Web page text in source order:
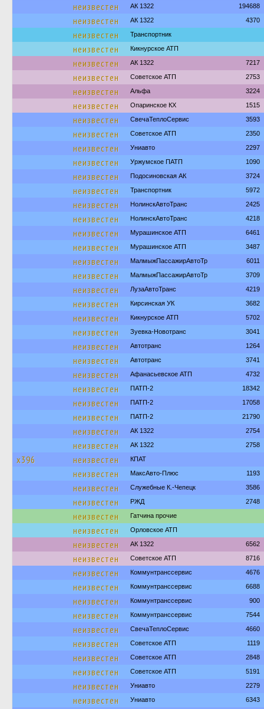
неизвестен АК 1322 194688
неизвестен АК 1322 4370
неизвестен Транспортник
неизвестен Кикнурское АТП
неизвестен АК 1322 7217
неизвестен Советское АТП 2753
неизвестен Альфа 3224
неизвестен Опаринское КХ 1515
неизвестен СвечаТеплоСервис 3593
неизвестен Советское АТП 2350
неизвестен Униавто 2297
неизвестен Уржумское ПАТП 1090
неизвестен Подосиновская АК 3724
неизвестен Транспортник 5972
неизвестен НолинскАвтоТранс 2425
неизвестен НолинскАвтоТранс 4218
неизвестен Мурашинское АТП 6461
неизвестен Мурашинское АТП 3487
неизвестен МалмыжПассажирАвтоТр 6011
неизвестен МалмыжПассажирАвтоТр 3709
неизвестен ЛузаАвтоТранс 4219
неизвестен Кирсинская УК 3682
неизвестен Кикнурское АТП 5702
неизвестен Зуевка-Новотранс 3041
неизвестен Автотранс 1264
неизвестен Автотранс 3741
неизвестен Афанасьевское АТП 4732
неизвестен ПАТП-2 18342
неизвестен ПАТП-2 17058
неизвестен ПАТП-2 21790
неизвестен АК 1322 2754
неизвестен АК 1322 2758
х396 неизвестен КПАТ
неизвестен МаксАвто-Плюс 1193
неизвестен Служебные К.-Чепецк 3586
неизвестен РЖД 2748
неизвестен Гатчина прочие
неизвестен Орловское АТП
неизвестен АК 1322 6562
неизвестен Советское АТП 8716
неизвестен Коммунтранссервис 4676
неизвестен Коммунтранссервис 6688
неизвестен Коммунтранссервис 900
неизвестен Коммунтранссервис 7544
неизвестен СвечаТеплоСервис 4660
неизвестен Советское АТП 1119
неизвестен Советское АТП 2848
неизвестен Советское АТП 5191
неизвестен Униавто 2279
неизвестен Униавто 6343